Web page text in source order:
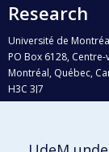
Research
Université de
PO Box 6128,
Montréal, Québec,
H3C 3J7